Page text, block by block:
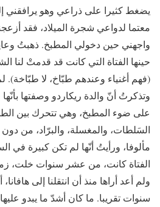
يضغط كثيرا على ذراعي وهو يرافقني
معتما لدواعي شجرة الميلاد، فقد
واجهني حين دخولي المطبخ. ذهبتُ
حينها الفتاة التي كانت قد قدمتْ لنا
(فهم أغنياء وعندهم طبّاخ، لا
وتذكرتُ أنّ والدة ريكاردو وصفتها بأنّها
على ضوء المطبخ، وهي تتحرك بين
السَلطات، والمغسلة، والبرّاد، من دون
مألوفا، ورأيتُ أنّها لم تكن كبيرة في
الفتاة كانت، من عشر سنوات خلت،
ولم أعد أراها منذ أن انتقلنا إلى
سنوات تقريبا. ما كان أشدّ ما يبدو